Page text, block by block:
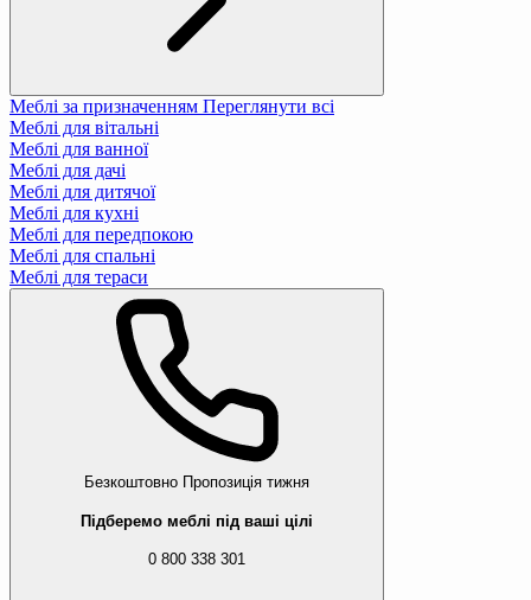
Меблі за призначенням Переглянути всі
Меблі для вітальні
Меблі для ванної
Меблі для дачі
Меблі для дитячої
Меблі для кухні
Меблі для передпокою
Меблі для спальні
Меблі для тераси
Безкоштовно Пропозиція тижня
Підберемо меблі під ваші цілі
0 800 338 301